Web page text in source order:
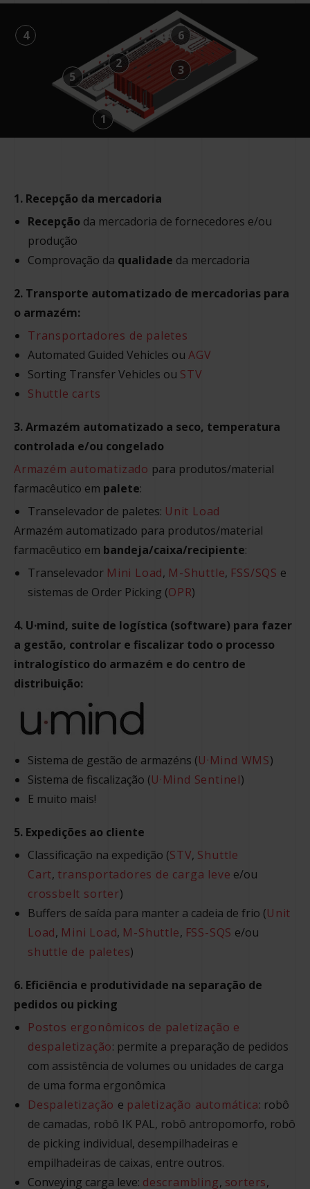
1
2 3
4
5
6
1. Recepção da mercadoria
Recepção da mercadoria de fornecedores e/ou
produção
Comprovação da qualidade da mercadoria
2. Transporte automatizado de mercadorias para
o armazém:
Transportadores de paletes
Automated Guided Vehicles ou AGV
Sorting Transfer Vehicles ou STV
Shuttle carts
3. Armazém automatizado a seco, temperatura
controlada e/ou congelado
Armazém automatizado para produtos/material
farmacêutico em palete:
Transelevador de paletes: Unit Load
Armazém automatizado para produtos/material
farmacêutico em bandeja/caixa/recipiente:
Transelevador Mini Load, M-Shuttle, FSS/SQS e
sistemas de Order Picking (OPR)
4. U·mind, suite de logística (software) para fazer
a gestão, controlar e fiscalizar todo o processo
intralogístico do armazém e do centro de
distribuição:
Sistema de gestão de armazéns (U·Mind WMS)
Sistema de fiscalização (U·Mind Sentinel)
E muito mais!
5. Expedições ao cliente
Classificação na expedição (STV, Shuttle
Cart, transportadores de carga leve e/ou
crossbelt sorter)
Buffers de saída para manter a cadeia de frio (Unit
Load, Mini Load, M-Shuttle, FSS-SQS e/ou
shuttle de paletes)
6. Eficiência e produtividade na separação de
pedidos ou picking
Postos ergonômicos de paletização e
despaletização: permite a preparação de pedidos
com assistência de volumes ou unidades de carga
de uma forma ergonômica
Despaletização e paletização automática: robô
de camadas, robô IK PAL, robô antropomorfo, robô
de picking individual, desempilhadeiras e
empilhadeiras de caixas, entre outros.
Conveying carga leve: descrambling, sorters,